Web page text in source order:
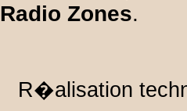
Radio Zones.
R�alisation